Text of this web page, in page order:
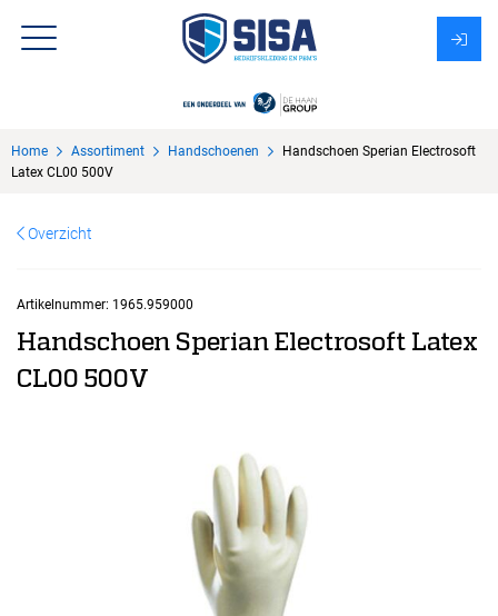
Over Sisa
Home Assortiment Handschoenen
Handschoen Sperian Electrosoft
Latex CL00 500V
Overzicht
Artikelnummer: 1965.959000
Handschoen Sperian Electrosoft Latex
CL00 500V